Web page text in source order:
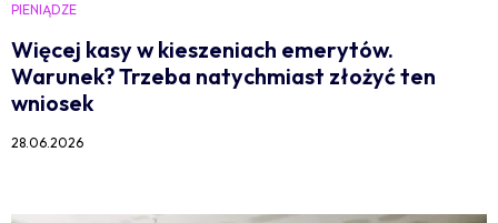
PIENIĄDZE
Więcej kasy w kieszeniach emerytów.
Warunek? Trzeba natychmiast złożyć ten
wniosek
28.06.2026